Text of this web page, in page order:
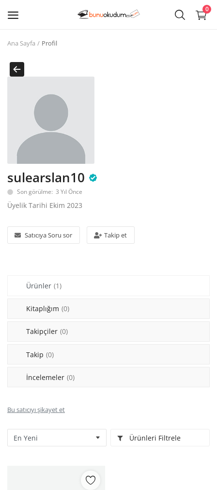
0
Sat
Edebiyat
Eğitim
Ders - Sınav Kitapları
Çocuk Kitapları
Bilim
Felsefe
Hobi Kitapları
Sanat - Tasarım
Çizgi Roman
Mizah
Kitaplığım
Ana Sayfa Profil
sulearslan10
Son görülme: 3 Yıl Önce
Üyelik Tarihi Ekim 2023
Satıcıya Soru sor Takip et
Ürünler (1)
Kitaplığım (0)
Takipçiler (0)
Takip (0)
İncelemeler (0)
Bu satıcıyı şikayet et
Ürünleri Filtrele